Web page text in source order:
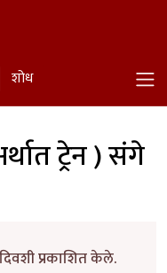
शोध
ट्रेन ) संगे
प्रकाशित केले.